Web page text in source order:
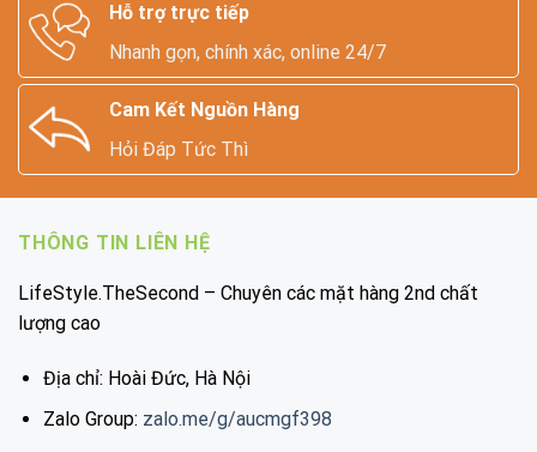
Hỗ trợ trực tiếp
Nhanh gọn, chính xác, online 24/7
Cam Kết Nguồn Hàng
Hỏi Đáp Tức Thì
THÔNG TIN LIÊN HỆ
LifeStyle.TheSecond – Chuyên các mặt hàng 2nd chất
lượng cao
Địa chỉ: Hoài Đức, Hà Nội
Zalo Group: zalo.me/g/aucmgf398